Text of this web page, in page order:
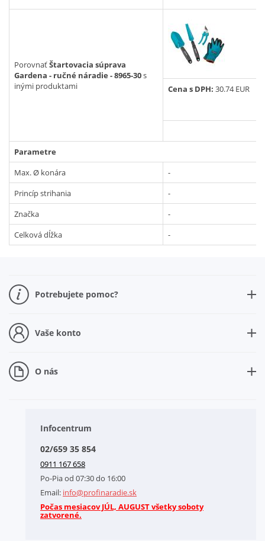
CMT
PorovnaťŠtartovacia súprava
Gardena - ručné náradie - 8965-30s
inými produktami
Cena s DPH: 30.74 EUR
Parametre
Max. Ø konára
-
Princíp strihania
-
Značka
-
Celková dĺžka
-
Potrebujete pomoc?
Ako sa registrovať
Vaše konto
Prečo sa registrovať
Zabudli ste heslo
O nás
Obchodné podmienky
Letáky na stiahnutie
GDPR-Informácie o spracovaní osobných údajov HQ Tools, spol. s r. o.
Infocentrum
02/659 35 854
0911 167 658
Po-Pia od 07:30 do 16:00
Email: info@profinaradie.sk
Počas mesiacov JÚL, AUGUST všetky soboty
zatvorené.